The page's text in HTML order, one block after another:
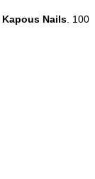
Kapous Nails. 100